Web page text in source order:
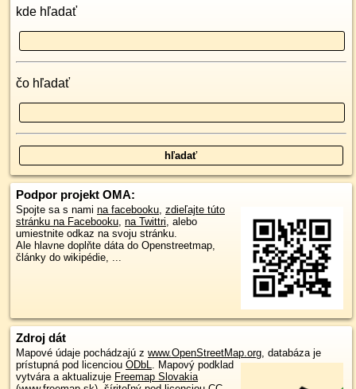
kde hľadať
čo hľadať
Podpor projekt OMA:
Spojte sa s nami na facebooku, zdieľajte túto
stránku na Facebooku, na Twittri, alebo
umiestnite odkaz na svoju stránku.
Ale hlavne doplňte dáta do Openstreetmap,
články do wikipédie, ...
Zdroj dát
Mapové údaje pochádzajú z www.OpenStreetMap.org, databáza je
prístupná pod licenciou ODbL. Mapový podklad
vytvára a aktualizuje Freemap Slovakia